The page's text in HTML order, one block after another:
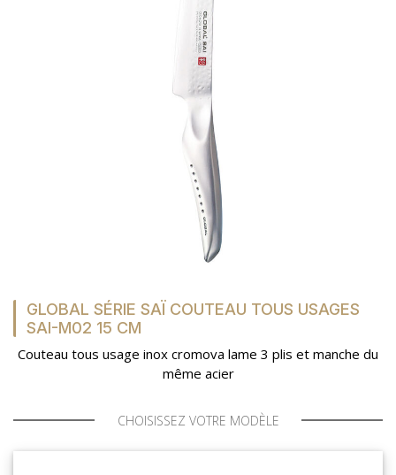
GLOBAL SÉRIE SAÏ COUTEAU TOUS USAGES
SAI-M02 15 CM
Couteau tous usage inox cromova lame 3 plis et manche du
même acier
CHOISISSEZ VOTRE MODÈLE